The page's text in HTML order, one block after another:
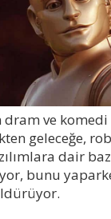
dram ve
geleceğe,
dair
bunu